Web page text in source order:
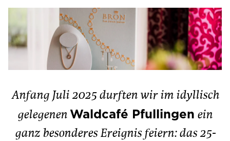
Anfang Juli 2025 durften wir im idyllisch
gelegenen Waldcafé Pfullingen ein
ganz besonderes Ereignis feiern: das 25-